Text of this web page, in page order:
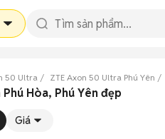
50 Ultra ZTE Axon 50 Ultra Phú Yên
Hòa, Phú Yên đẹp
Giá